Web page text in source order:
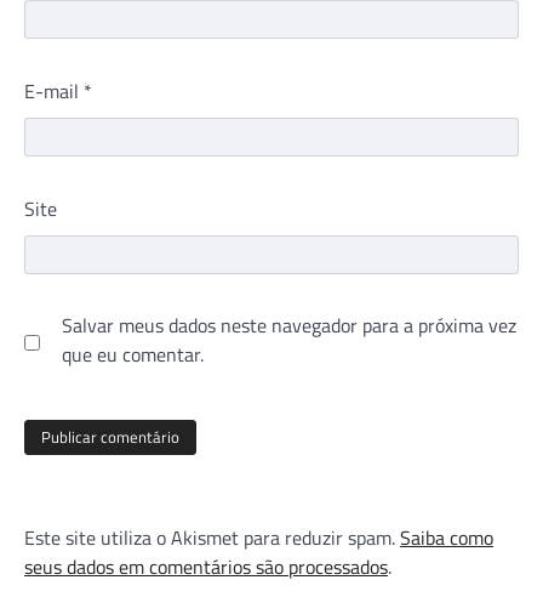
E-mail *
Site
Salvar meus dados neste navegador para a próxima vez
que eu comentar.
Este site utiliza o Akismet para reduzir spam.Saiba como
seus dados em comentários são processados.